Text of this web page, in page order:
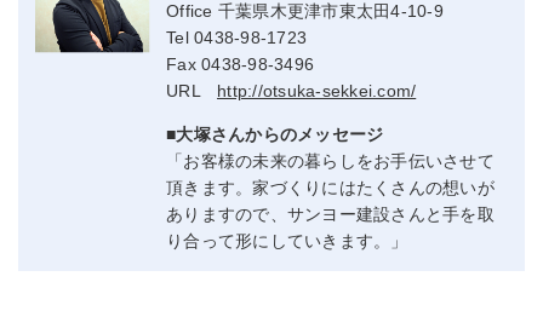
Office 千葉県木更津市東太田4-10-9
Tel 0438-98-1723
Fax 0438-98-3496
URL http://otsuka-sekkei.com/
■大塚さんからのメッセージ
「お客様の未来の暮らしをお手伝いさせて
頂きます。家づくりにはたくさんの想いが
ありますので、サンヨー建設さんと手を取
り合って形にしていきます。」